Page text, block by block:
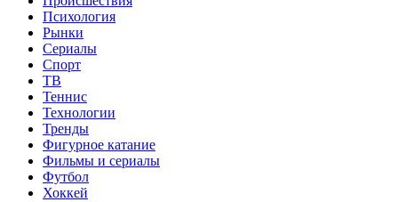
Психология
Рынки
Сериалы
Спорт
ТВ
Теннис
Технологии
Тренды
Фигурное катание
Фильмы и сериалы
Футбол
Хоккей